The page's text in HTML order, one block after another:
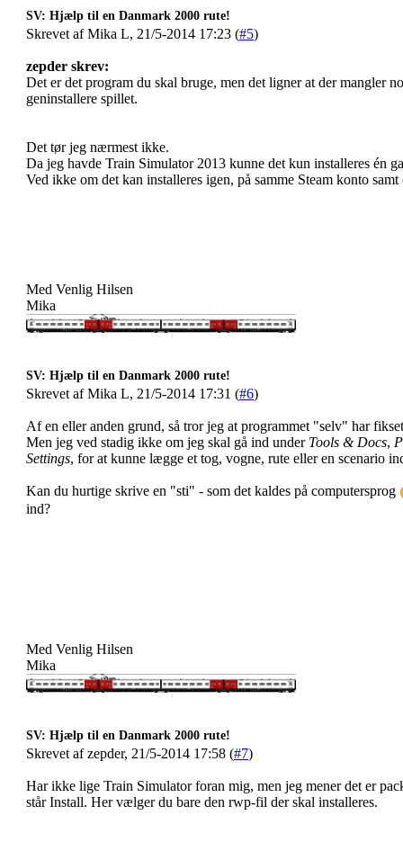
SV: Hjælp til en Danmark 2000 rute!
Skrevet af Mika L, 21/5-2014 17:23 (#5)
zepder skrev:
Det er det program du skal bruge, men det ligner at der mangler
geninstallere spillet.
Det tør jeg nærmest ikke.
Da jeg havde Train Simulator 2013 kunne det kun installeres én
Ved ikke om det kan installeres igen, på samme Steam konto samt
Med Venlig Hilsen
Mika
SV: Hjælp til en Danmark 2000 rute!
Skrevet af Mika L, 21/5-2014 17:31 (#6)
Af en eller anden grund, så tror jeg at programmet "selv" har
Men jeg ved stadig ikke om jeg skal gå ind under Tools & Docs,
Settings, for at kunne lægge et tog, vogne, rute eller en scenario
Kan du hurtige skrive en "sti" - som det kaldes på computersprog
ind?
Med Venlig Hilsen
Mika
SV: Hjælp til en Danmark 2000 rute!
Skrevet af zepder, 21/5-2014 17:58 (#7)
Har ikke lige Train Simulator foran mig, men jeg mener det er
står Install. Her vælger du bare den rwp-fil der skal installeres.